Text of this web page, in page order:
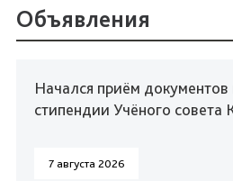
Объявления
Начался приём документов
стипендии Учёного совета
7 августа 2026